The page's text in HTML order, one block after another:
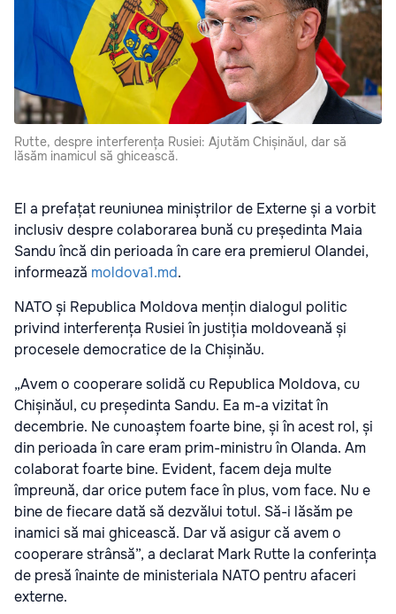
Rutte, despre interferența Rusiei: Ajutăm Chișinăul, dar să
lăsăm inamicul să ghicească.
El a prefațat reuniunea miniștrilor de Externe și a vorbit
inclusiv despre colaborarea bună cu președinta Maia
Sandu încă din perioada în care era premierul Olandei,
informează moldova1.md.
NATO și Republica Moldova mențin dialogul politic
privind interferența Rusiei în justiția moldoveană și
procesele democratice de la Chișinău.
„Avem o cooperare solidă cu Republica Moldova, cu
Chișinăul, cu președinta Sandu. Ea m-a vizitat în
decembrie. Ne cunoaștem foarte bine, și în acest rol, și
din perioada în care eram prim-ministru în Olanda. Am
colaborat foarte bine. Evident, facem deja multe
împreună, dar orice putem face în plus, vom face. Nu e
bine de fiecare dată să dezvălui totul. Să-i lăsăm pe
inamici să mai ghicească. Dar vă asigur că avem o
cooperare strânsă”, a declarat Mark Rutte la conferința
de presă înainte de ministeriala NATO pentru afaceri
externe.